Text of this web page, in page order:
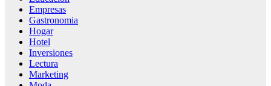
Empresas
Gastronomia
Hogar
Hotel
Inversiones
Lectura
Marketing